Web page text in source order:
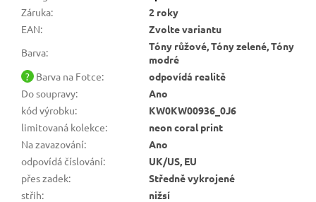
Záruka:
2 roky
EAN:
Zvolte variantu
Barva:
Tóny růžové, Tóny zelené, Tóny
modré
? Barva na Fotce:
odpovídá realitě
Do soupravy:
Ano
kód výrobku:
KW0KW00936_0J6
limitovaná kolekce:
neon coral print
Na zavazování:
Ano
odpovídá číslování:
UK/US, EU
přes zadek:
Středně vykrojené
střih:
nižsí